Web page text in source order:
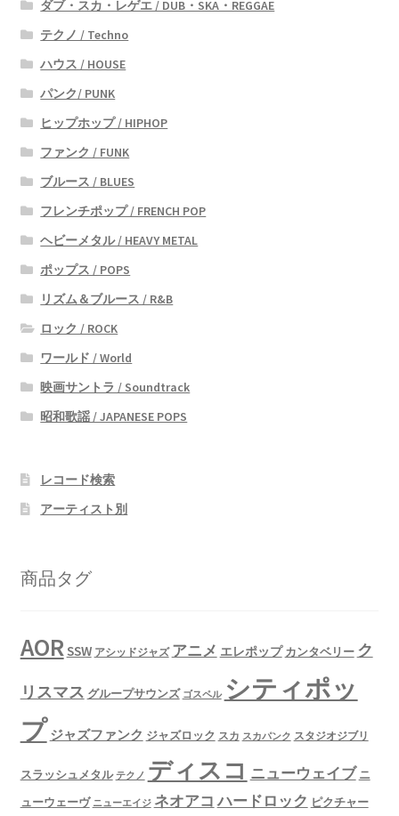
ダブ・スカ・レゲエ / DUB・SKA・REGGAE
テクノ / Techno
ハウス / HOUSE
パンク/ PUNK
ヒップホップ / HIPHOP
ファンク / FUNK
ブルース / BLUES
フレンチポップ / FRENCH POP
ヘビーメタル / HEAVY METAL
ポップス / POPS
リズム＆ブルース / R&B
ロック / ROCK
ワールド / World
映画サントラ / Soundtrack
昭和歌謡 / JAPANESE POPS
レコード検索
アーティスト別
商品タグ
AORSSW アシッドジャズ アニメ エレポップ カンタベリー ク
リスマス グループサウンズ ゴスペル シティポッ
プ ジャズファンク ジャズロック スカ スカパンク スタジオジブリ
スラッシュメタル テクノ ディスコ ニューウェイブ ニ
ューウェーヴ ニューエイジ ネオアコ ハードロック ピクチャー